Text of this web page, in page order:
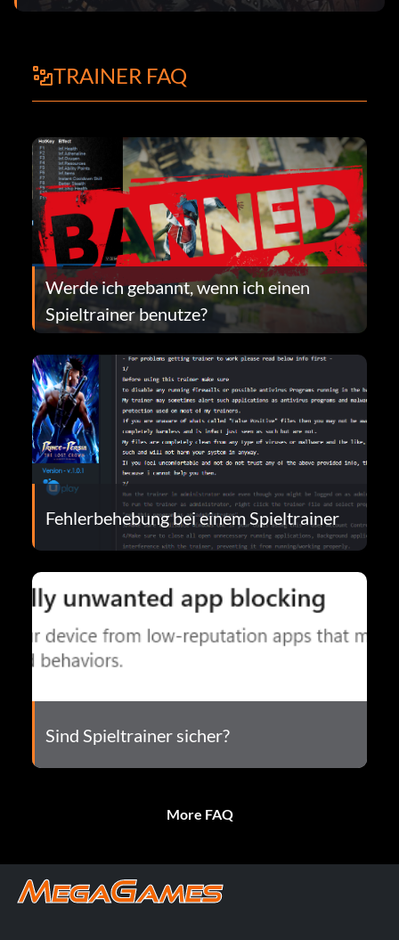
TRAINER FAQ
Werde ich gebannt, wenn ich einen
Spieltrainer benutze?
Fehlerbehebung bei einem Spieltrainer
Sind Spieltrainer sicher?
More FAQ